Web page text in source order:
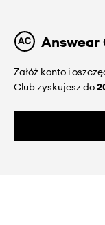
Answear
Załóż konto i
Club zyskujesz do